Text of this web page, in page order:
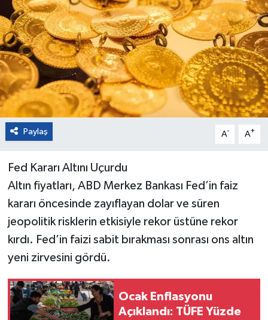
Paylaş A- A+
Fed Kararı Altını Uçurdu
Altın fiyatları, ABD Merkez Bankası Fed’in faiz
kararı öncesinde zayıflayan dolar ve süren
jeopolitik risklerin etkisiyle rekor üstüne rekor
kırdı. Fed’in faizi sabit bırakması sonrası ons altın
yeni zirvesini gördü.
Ocak Enflasyonu
Açıklandı: TÜFE Yüzde